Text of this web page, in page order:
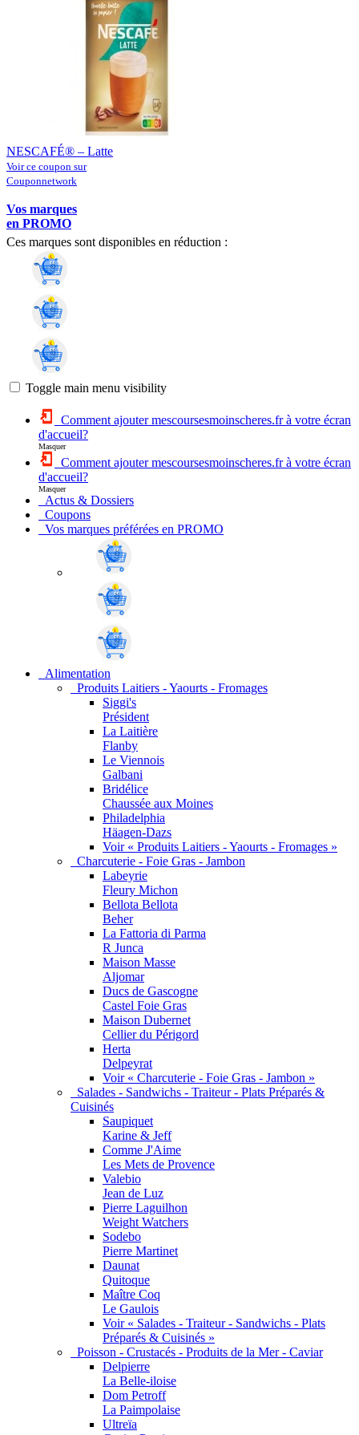
NESCAFÉ® – Latte
Voir ce coupon sur
Couponnetwork
Vos marques
en PROMO
Ces marques sont disponibles en réduction :
Toggle main menu visibility
Comment ajouter mescoursesmoinscheres.fr à votre écran
d'accueil?
Masquer
Comment ajouter mescoursesmoinscheres.fr à votre écran
d'accueil?
Masquer
Actus & Dossiers
Coupons
Vos marques préférées en PROMO
Alimentation
Produits Laitiers - Yaourts - Fromages
Siggi's
Président
La Laitière
Flanby
Le Viennois
Galbani
Bridélice
Chaussée aux Moines
Philadelphia
Häagen-Dazs
Voir « Produits Laitiers - Yaourts - Fromages »
Charcuterie - Foie Gras - Jambon
Labeyrie
Fleury Michon
Bellota Bellota
Beher
La Fattoria di Parma
R Junca
Maison Masse
Aljomar
Ducs de Gascogne
Castel Foie Gras
Maison Dubernet
Cellier du Périgord
Herta
Delpeyrat
Voir « Charcuterie - Foie Gras - Jambon »
Salades - Sandwichs - Traiteur - Plats Préparés &
Cuisinés
Saupiquet
Karine & Jeff
Comme J'Aime
Les Mets de Provence
Valebio
Jean de Luz
Pierre Laguilhon
Weight Watchers
Sodebo
Pierre Martinet
Daunat
Quitoque
Maître Coq
Le Gaulois
Voir « Salades - Traiteur - Sandwichs - Plats
Préparés & Cuisinés »
Poisson - Crustacés - Produits de la Mer - Caviar
Delpierre
La Belle-iloise
Dom Petroff
La Paimpolaise
Ultreïa